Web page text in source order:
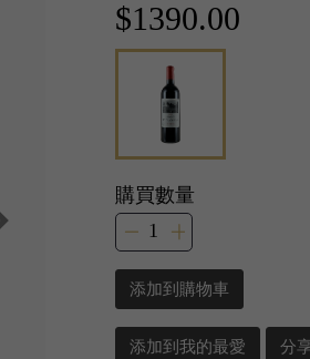
$1390.00
購買數量
添加到購物車
添加到我的最愛 分